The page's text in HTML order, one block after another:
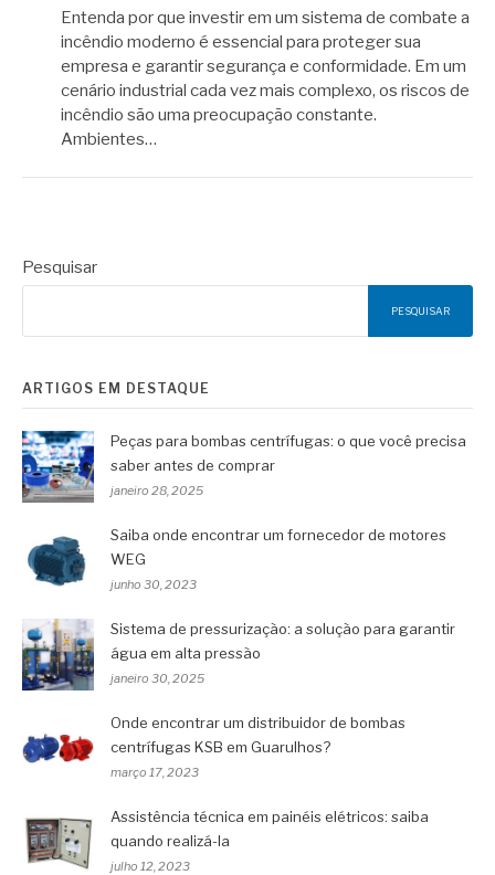
Entenda por que investir em um sistema de combate a
incêndio moderno é essencial para proteger sua
empresa e garantir segurança e conformidade. Em um
cenário industrial cada vez mais complexo, os riscos de
incêndio são uma preocupação constante.
Ambientes…
Pesquisar
PESQUISAR
ARTIGOS EM DESTAQUE
Peças para bombas centrífugas: o que você precisa
saber antes de comprar
janeiro 28, 2025
Saiba onde encontrar um fornecedor de motores
WEG
junho 30, 2023
Sistema de pressurização: a solução para garantir
água em alta pressão
janeiro 30, 2025
Onde encontrar um distribuidor de bombas
centrífugas KSB em Guarulhos?
março 17, 2023
Assistência técnica em painéis elétricos: saiba
quando realizá-la
julho 12, 2023